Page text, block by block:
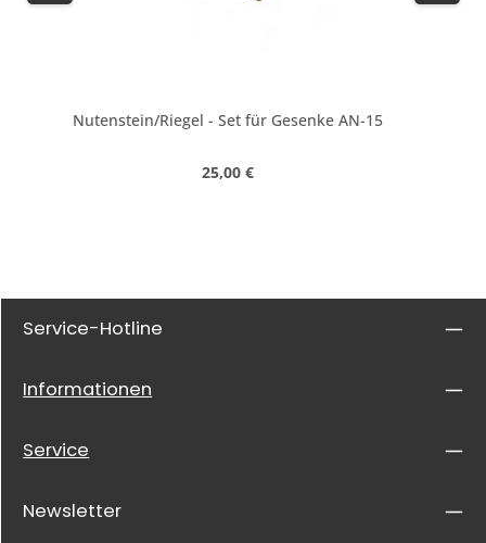
Nutenstein/Riegel - Set für Gesenke AN-15
Regulärer Preis:
25,00 €
Service-Hotline
Informationen
Service
Newsletter